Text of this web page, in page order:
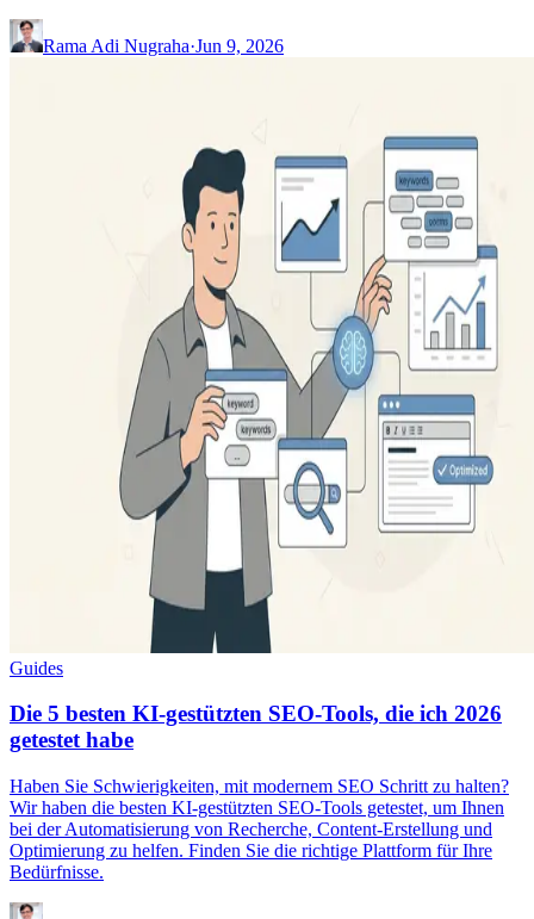
Rama Adi Nugraha·Jun 9, 2026
Guides
Die 5 besten KI-gestützten SEO-Tools, die ich 2026
getestet habe
Haben Sie Schwierigkeiten, mit modernem SEO Schritt zu halten?
Wir haben die besten KI-gestützten SEO-Tools getestet, um Ihnen
bei der Automatisierung von Recherche, Content-Erstellung und
Optimierung zu helfen. Finden Sie die richtige Plattform für Ihre
Bedürfnisse.